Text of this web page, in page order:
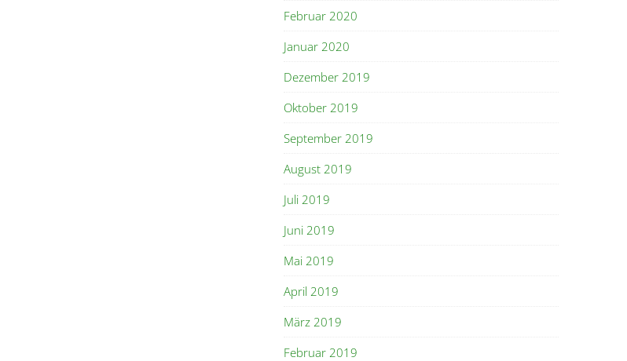
Februar 2020
Januar 2020
Dezember 2019
Oktober 2019
September 2019
August 2019
Juli 2019
Juni 2019
Mai 2019
April 2019
März 2019
Februar 2019